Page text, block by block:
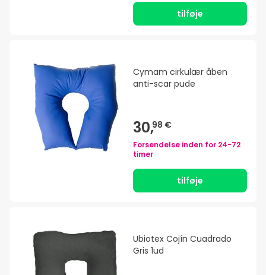
tilføje
Cymam cirkulær åben
anti-scar pude
30,98 €
Forsendelse inden for 24-72
timer
tilføje
Ubiotex Cojín Cuadrado
Gris 1ud